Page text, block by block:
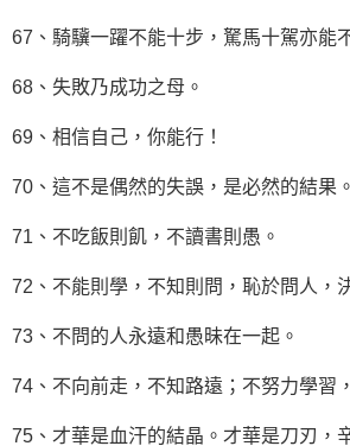
67、騎驥一躍不能十步，駑馬十駕亦能
68、失敗乃成功之母。
69、相信自己，你能行！
70、這不是偶然的失誤，是必然的結果。
71、不吃飯則飢，不讀書則愚。
72、不能則學，不知則問，恥於問人，
73、不問的人永遠和愚昧在一起。
74、不向前走，不知路遠；不努力學習
75、才華是血汗的結晶。才華是刀刃，